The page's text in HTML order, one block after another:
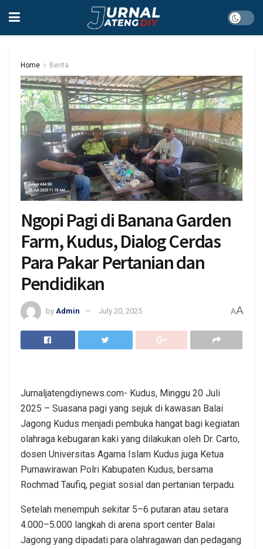
Home Berita
Ngopi Pagi di Banana Garden
Farm, Kudus, Dialog Cerdas
Para Pakar Pertanian dan
Pendidikan
by Admin July 20, 2025 AA
Jurnaljatengdiynews.com- Kudus, Minggu 20 Juli
2025 – Suasana pagi yang sejuk di kawasan Balai
Jagong Kudus menjadi pembuka hangat bagi kegiatan
olahraga kebugaran kaki yang dilakukan oleh Dr. Carto,
dosen Universitas Agama Islam Kudus juga Ketua
Purnawirawan Polri Kabupaten Kudus, bersama
Rochmad Taufiq, pegiat sosial dan pertanian terpadu.
Setelah menempuh sekitar 5–6 putaran atau setara
4.000–5.000 langkah di arena sport center Balai
Jagong yang dipadati para olahragawan dan pedagang